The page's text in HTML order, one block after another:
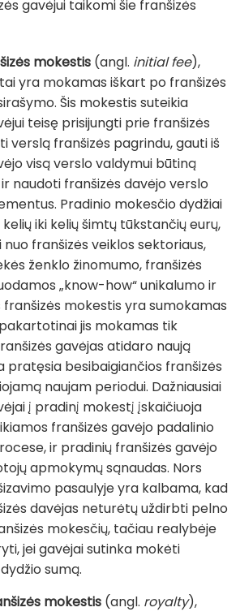
gavėjui taikomi šie franšizės
mokestis (angl. initial fee),
yra mokamas iškart po franšizės
Šis mokestis suteikia
teisę prisijungti prie franšizės
verslą franšizės pagrindu, gauti iš
visą verslo valdymui būtiną
naudoti franšizės davėjo verslo
Pradinio mokesčio dydžiai
iki kelių šimtų tūkstančių eurų,
franšizės veiklos sektoriaus,
ženklo žinomumo, franšizės
„know-how“ unikalumo ir
franšizės mokestis yra sumokamas
jis mokamas tik
gavėjas atidaro naują
pratęsia besibaigiančios franšizės
naujam periodui. Dažniausiai
į pradinį mokestį įskaičiuoja
franšizės gavėjo padalinio
ir pradinių franšizės gavėjo
apmokymų sąnaudas. Nors
pasaulyje yra kalbama, kad
davėjas neturėtų uždirbti pelno
mokesčių, tačiau realybėje
jei gavėjai sutinka mokėti
sumą.
mokestis (angl. royalty),